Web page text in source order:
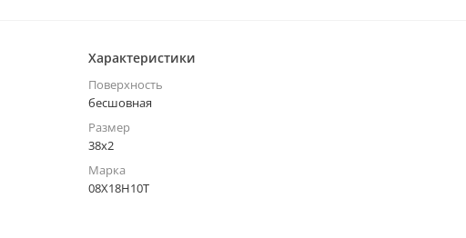
Характеристики
Поверхность
бесшовная
Размер
38х2
Марка
08Х18Н10Т